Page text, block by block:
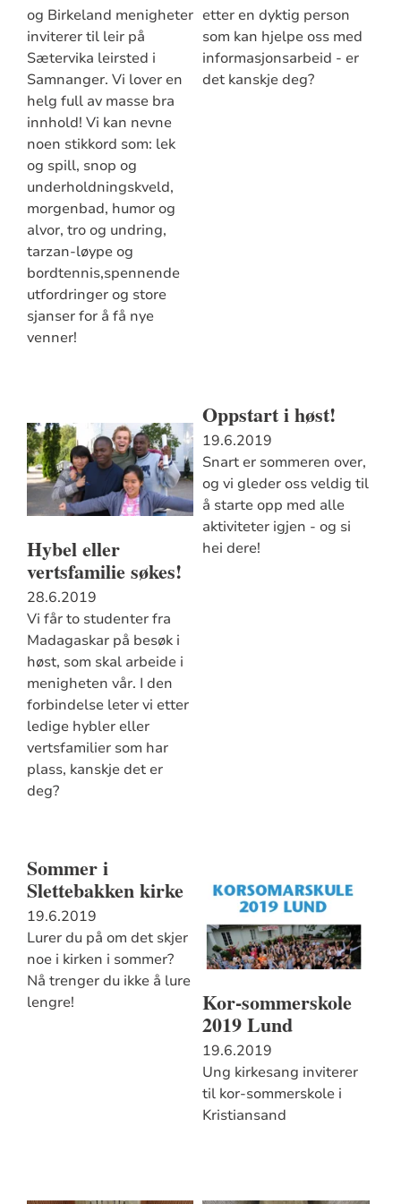
og Birkeland menigheter
inviterer til leir på
Sætervika leirsted i
Samnanger. Vi lover en
helg full av masse bra
innhold! Vi kan nevne
noen stikkord som: lek
og spill, snop og
underholdningskveld,
morgenbad, humor og
alvor, tro og undring,
tarzan-løype og
bordtennis,spennende
utfordringer og store
sjanser for å få nye
venner!
etter en dyktig person
som kan hjelpe oss med
informasjonsarbeid - er
det kanskje deg?
Hybel eller
vertsfamilie søkes!
28.6.2019
Vi får to studenter fra
Madagaskar på besøk i
høst, som skal arbeide i
menigheten vår. I den
forbindelse leter vi etter
ledige hybler eller
vertsfamilier som har
plass, kanskje det er
deg?
Oppstart i høst!
19.6.2019
Snart er sommeren over,
og vi gleder oss veldig til
å starte opp med alle
aktiviteter igjen - og si
hei dere!
Sommer i
Slettebakken kirke
19.6.2019
Lurer du på om det skjer
noe i kirken i sommer?
Nå trenger du ikke å lure
lengre!
Kor-sommerskole
2019 Lund
19.6.2019
Ung kirkesang inviterer
til kor-sommerskole i
Kristiansand